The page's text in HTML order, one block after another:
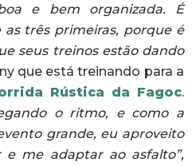
e bem organizada. É
três primeiras, porque é
seus treinos estão dando
que está treinando para a
Rústica da Fagoc.
o ritmo, e como a
grande, eu aproveito
me adaptar ao asfalto”,